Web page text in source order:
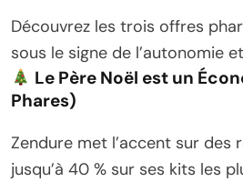
Découvrez les trois offres
sous le signe de l’autonomie
Le Père Noël est un
Phares)
Zendure met l’accent sur des
jusqu’à 40 % sur ses kits les